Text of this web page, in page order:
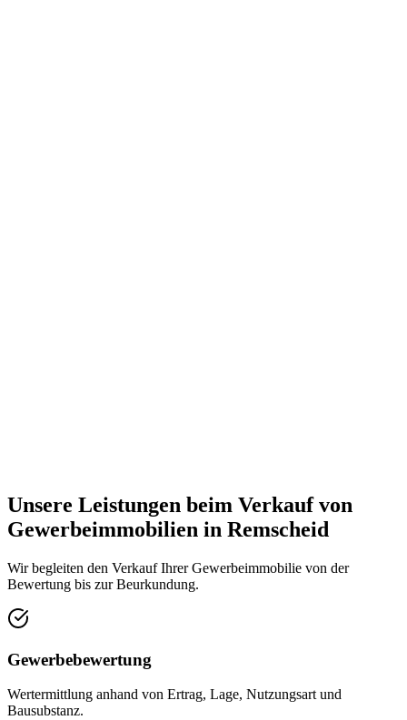
Unsere Leistungen beim Verkauf von
Gewerbeimmobilien in Remscheid
Wir begleiten den Verkauf Ihrer Gewerbeimmobilie von der
Bewertung bis zur Beurkundung.
Gewerbebewertung
Wertermittlung anhand von Ertrag, Lage, Nutzungsart und
Bausubstanz.